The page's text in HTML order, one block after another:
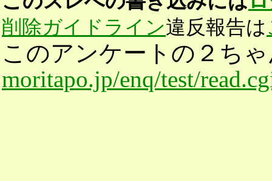
削除ガイドライン違反報告は
このアンケートの２ち
moritapo.jp/enq/test/